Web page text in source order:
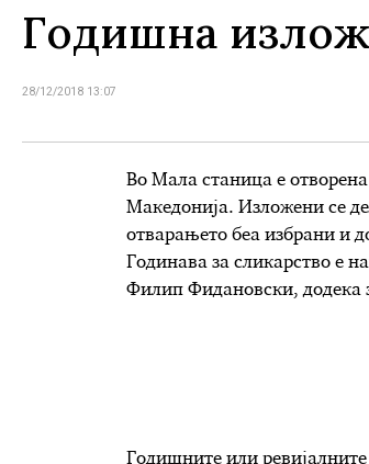
Годишна
28/12/2018 13:07
Во Мала станица е
Македонија. Изложени се
отварањето беа избрани и
Годинава за сликарство е
Филип Фидановски, додека
Годишните или